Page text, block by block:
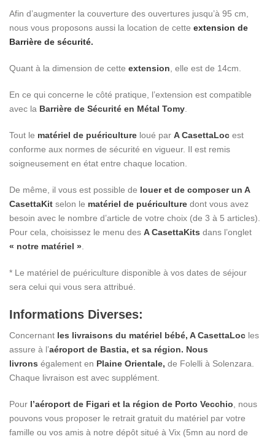
Afin d’augmenter la couverture des ouvertures jusqu’à 95 cm,
nous vous proposons aussi la location de cette extension de
Barrière de sécurité.
Quant à la dimension de cette extension , elle est de 14cm.
En ce qui concerne le côté pratique, l’extension est compatible
avec la Barrière de Sécurité en Métal Tomy
Tout le matériel de puériculture loué par A CasettaLoc est
conforme aux normes de sécurité en vigueur. Il est remis
soigneusement en état entre chaque location.
De même, il vous est possible de louer et de composer un A
CasettaKit selon le matériel de puériculture dont vous avez
besoin avec le nombre d’article de votre choix (de 3 à 5 articles).
Pour cela, choisissez le menu des A CasettaKits dans l’onglet
« notre matériel »
* Le matériel de puériculture disponible à vos dates de séjour
sera celui qui vous sera attribué.
Informations Diverses:
Concernant les livraisons du matériel bébé, A CasettaLoc les
assure à l’aéroport de Bastia, et sa région. Nous
livrons également en Plaine Orientale, de Folelli à Solenzara.
Chaque livraison est avec supplément.
Pour l’aéroport de Figari et la région de Porto Vecchio , nous
pouvons vous proposer le retrait gratuit du matériel par votre
famille ou vos amis à notre dépôt situé à Vix (5mn au nord de